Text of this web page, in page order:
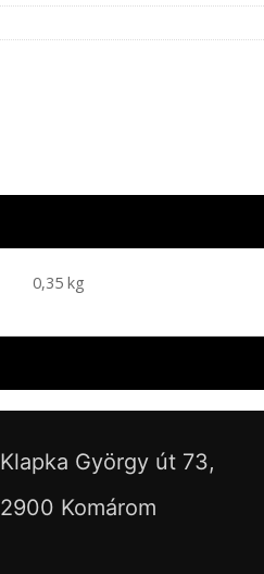
0,35 kg
Klapka György út 73,
2900 Komárom